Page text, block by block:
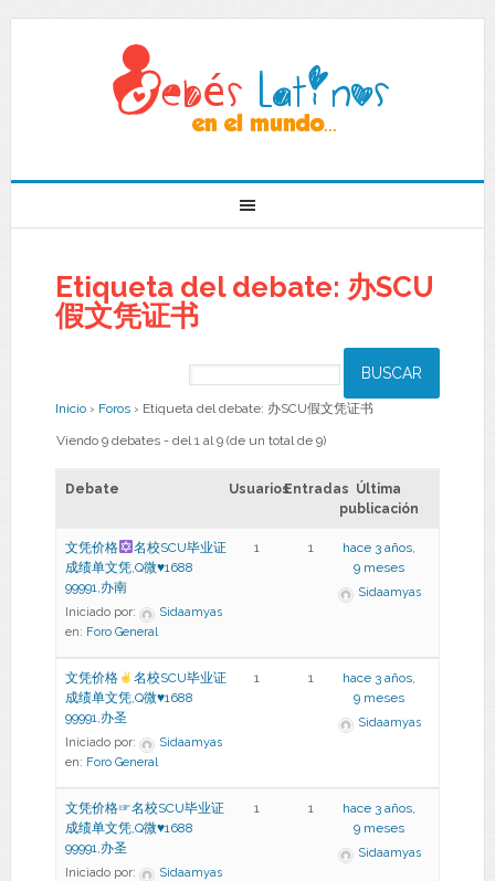
Etiqueta del debate: 办SCU
假文凭证书
Inicio › Foros › Etiqueta del debate: 办SCU假文凭证书
Viendo 9 debates - del 1 al 9 (de un total de 9)
Debate UsuariosEntradas Última
publicación
文凭价格
名校SCU毕业证
成绩单文凭,Q微♥1688
99991,办南
Iniciado por:
Sidaamyas
en: Foro General
1 1
hace 3 años,
9 meses
Sidaamyas
文凭价格
名校SCU毕业证
成绩单文凭,Q微♥1688
99991,办圣
Iniciado por:
Sidaamyas
en: Foro General
1 1
hace 3 años,
9 meses
Sidaamyas
文凭价格☞名校SCU毕业证
成绩单文凭,Q微♥1688
99991,办圣
Iniciado por:
Sidaamyas
1 1
hace 3 años,
9 meses
Sidaamyas